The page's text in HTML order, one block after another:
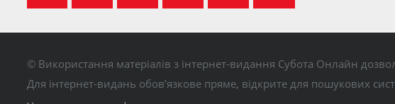
© Використання матеріалів з інтернет-видання Субота Онлайн
Для інтернет-видань обов’язкове пряме, відкрите для пошукових